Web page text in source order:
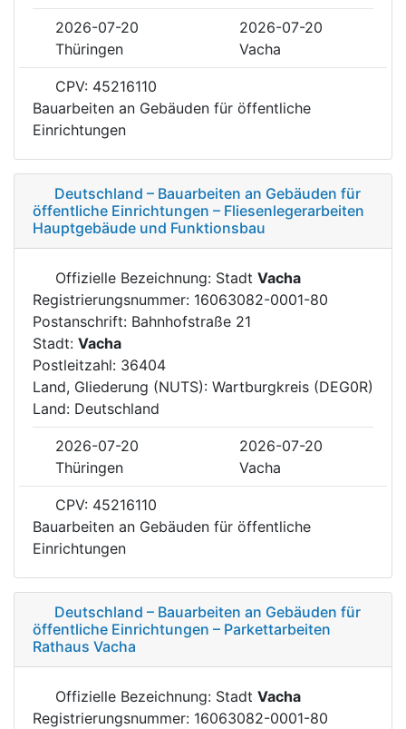
2026-07-20
2026-07-20
Thüringen
Vacha
CPV: 45216110
Bauarbeiten an Gebäuden für öffentliche
Einrichtungen
Deutschland – Bauarbeiten an Gebäuden für
öffentliche Einrichtungen – Fliesenlegerarbeiten
Hauptgebäude und Funktionsbau
Offizielle Bezeichnung: Stadt Vacha
Registrierungsnummer: 16063082-0001-80
Postanschrift: Bahnhofstraße 21
Stadt: Vacha
Postleitzahl: 36404
Land, Gliederung (NUTS): Wartburgkreis (DEG0R)
Land: Deutschland
2026-07-20
2026-07-20
Thüringen
Vacha
CPV: 45216110
Bauarbeiten an Gebäuden für öffentliche
Einrichtungen
Deutschland – Bauarbeiten an Gebäuden für
öffentliche Einrichtungen – Parkettarbeiten
Rathaus Vacha
Offizielle Bezeichnung: Stadt Vacha
Registrierungsnummer: 16063082-0001-80